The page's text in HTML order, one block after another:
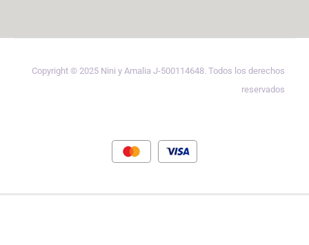
Copyright © 2025 Nini y Amalia J-500114648. Todos los derechos
reservados